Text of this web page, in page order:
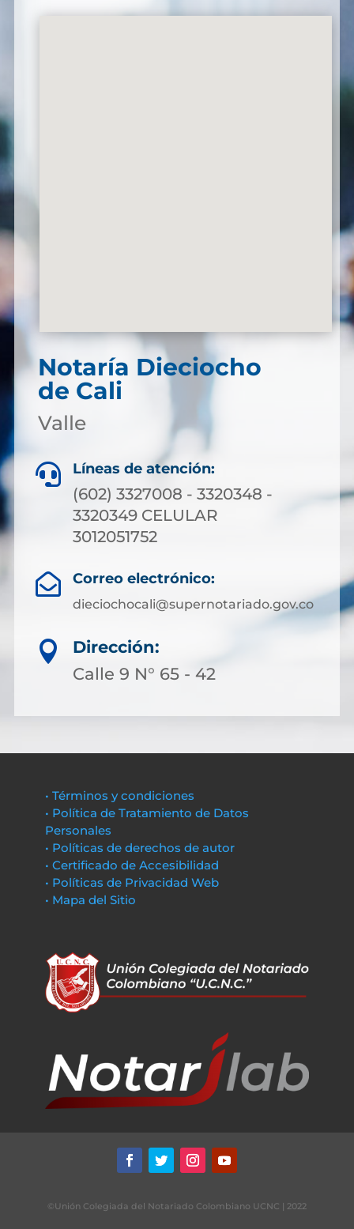
Notaría Dieciocho
de Cali
Valle
 Líneas de atención:
(602) 3327008 - 3320348 -
3320349 CELULAR
3012051752
 Correo electrónico:
dieciochocali@supernotariado.gov.co

Dirección:
Calle 9 N° 65 - 42
• Términos y condiciones
• Política de Tratamiento de Datos
Personales
• Políticas de derechos de autor
• Certificado de Accesibilidad
• Políticas de Privacidad Web
• Mapa del Sitio
©Unión Colegiada del Notariado Colombiano UCNC | 2022